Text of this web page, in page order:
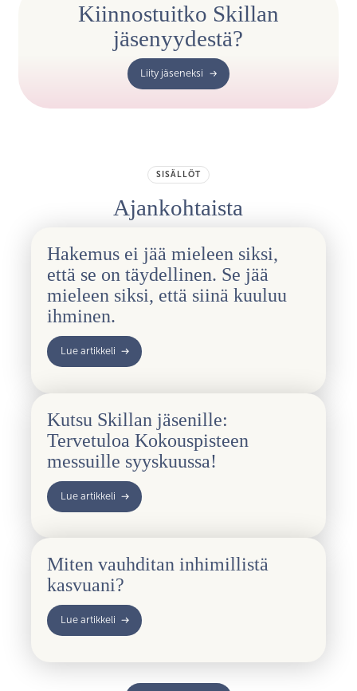
Kiinnostuitko Skillan
jäsenyydestä?
Liity jäseneksi
SISÄLLÖT
Ajankohtaista
Hakemus ei jää mieleen siksi,
että se on täydellinen. Se jää
mieleen siksi, että siinä kuuluu
ihminen.
Lue artikkeli
Kutsu Skillan jäsenille:
Tervetuloa Kokouspisteen
messuille syyskuussa!
Lue artikkeli
Miten vauhditan inhimillistä
kasvuani?
Lue artikkeli